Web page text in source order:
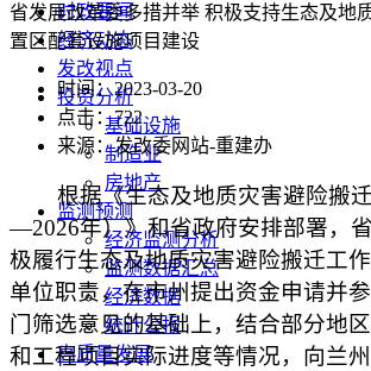
时政要闻
经济动态
发改视点
投资分析
基础设施
制造业
房地产
监测预测
经济监测分析
监测数据汇总
经济数据
统计公报
高质量发展
省发展改革委多措并举 积极支持生态及地
置区配套设施项目建设
时间：2023-03-20
点击：722
来源：发改委网站-重建办
根据《生态及地质灾害避险搬
—2026年）》和省政府安排部署，
极履行生态及地质灾害避险搬迁工
单位职责，在市州提出资金申请并
门筛选意见的基础上，结合部分地
和工程项目实际进度等情况，向兰州